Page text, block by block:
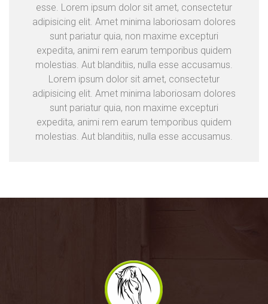
esse. Lorem ipsum dolor sit amet, consectetur
adipisicing elit. Amet minima laboriosam dolores
sunt pariatur quia, non maxime excepturi
expedita, animi rem earum temporibus quidem
molestias. Aut blanditiis, nulla esse accusamus.
Lorem ipsum dolor sit amet, consectetur
adipisicing elit. Amet minima laboriosam dolores
sunt pariatur quia, non maxime excepturi
expedita, animi rem earum temporibus quidem
molestias. Aut blanditiis, nulla esse accusamus.